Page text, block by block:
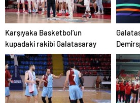
Karşıyaka Basketbol’un
kupadaki rakibi Galatasaray
onun